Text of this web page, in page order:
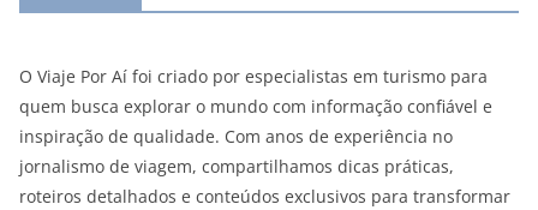
O Viaje Por Aí foi criado por especialistas em turismo para
quem busca explorar o mundo com informação confiável e
inspiração de qualidade. Com anos de experiência no
jornalismo de viagem, compartilhamos dicas práticas,
roteiros detalhados e conteúdos exclusivos para transformar